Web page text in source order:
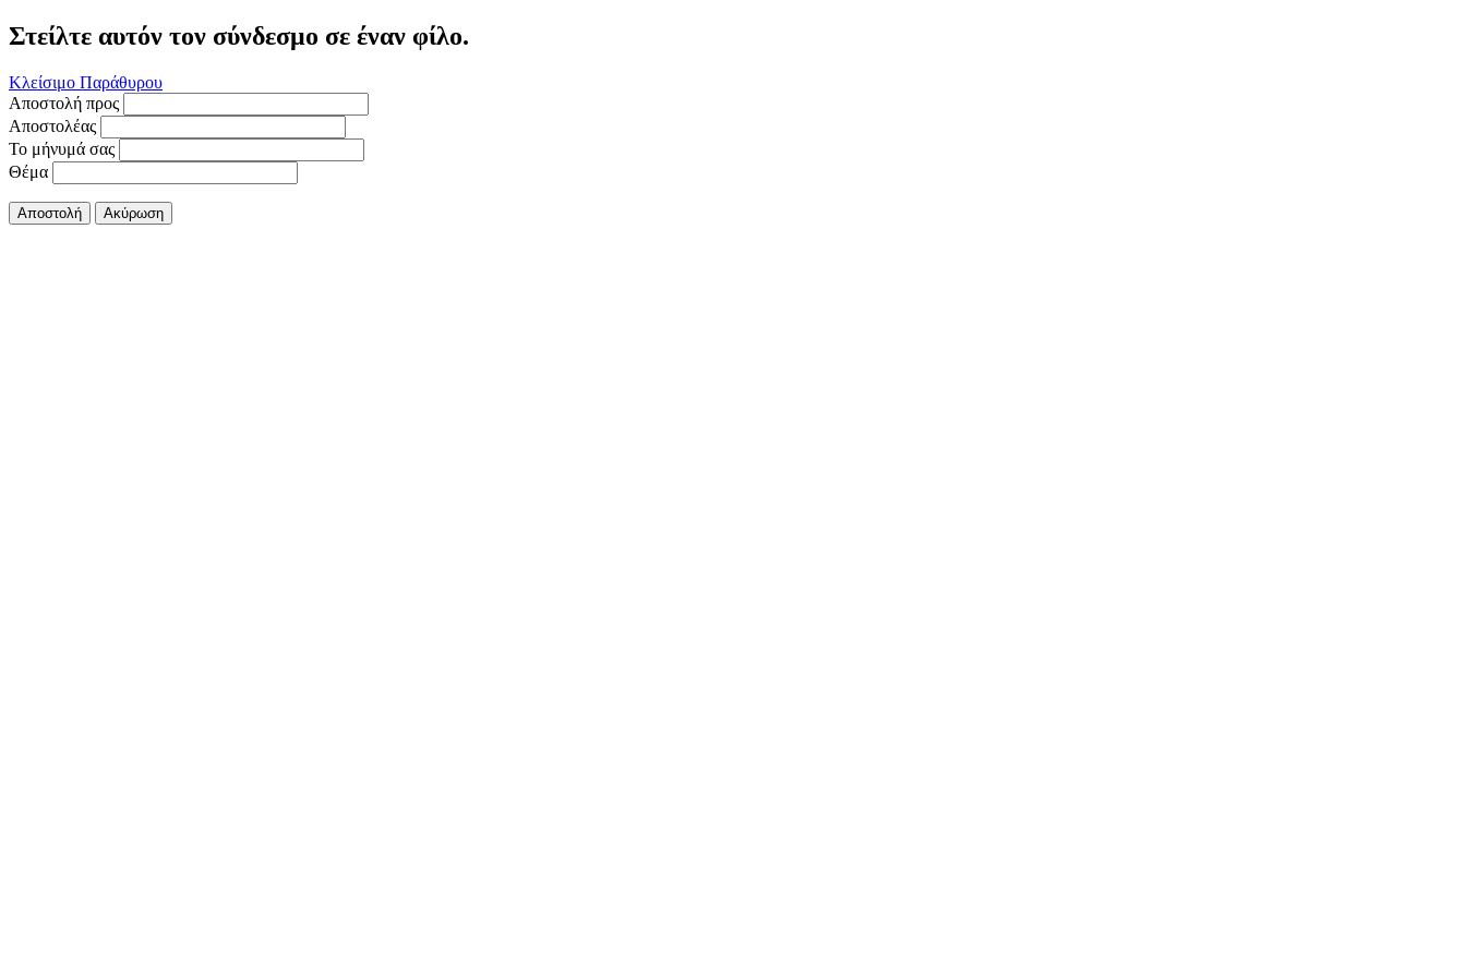
Στείλτε αυτόν τον σύνδεσμο σε έναν φίλο.
Κλείσιμο Παράθυρου
Αποστολή προς
Αποστολέας
Το μήνυμά σας
Θέμα
Αποστολή Ακύρωση